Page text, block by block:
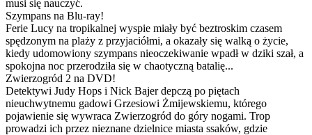
musi się nauczyć.
Szympans na Blu-ray!
Ferie Lucy na tropikalnej wyspie miały być beztroskim czasem
spędzonym na plaży z przyjaciółmi, a okazały się walką o życie,
kiedy udomowiony szympans nieoczekiwanie wpadł w dziki szał, a
spokojna noc przerodziła się w chaotyczną batalię...
Zwierzogród 2 na DVD!
Detektywi Judy Hops i Nick Bajer depczą po piętach
nieuchwytnemu gadowi Grzesiowi Żmijewskiemu, którego
pojawienie się wywraca Zwierzogród do góry nogami. Trop
prowadzi ich przez nieznane dzielnice miasta ssaków, gdzie